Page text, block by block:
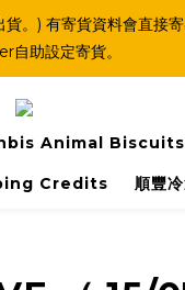
) 有寄貨資料會直接
助設定寄貨。
Animal Biscuits
Credits 順豐